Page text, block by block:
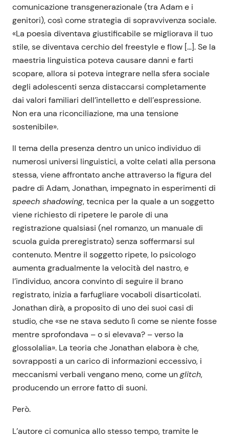
comunicazione transgenerazionale (tra Adam e i
genitori), così come strategia di sopravvivenza sociale.
«La poesia diventava giustificabile se migliorava il tuo
stile, se diventava cerchio del freestyle e flow […]. Se la
maestria linguistica poteva causare danni e farti
scopare, allora si poteva integrare nella sfera sociale
degli adolescenti senza distaccarsi completamente
dai valori familiari dell’intelletto e dell’espressione.
Non era una riconciliazione, ma una tensione
sostenibile».
Il tema della presenza dentro un unico individuo di
numerosi universi linguistici, a volte celati alla persona
stessa, viene affrontato anche attraverso la figura del
padre di Adam, Jonathan, impegnato in esperimenti di
speech shadowing, tecnica per la quale a un soggetto
viene richiesto di ripetere le parole di una
registrazione qualsiasi (nel romanzo, un manuale di
scuola guida preregistrato) senza soffermarsi sul
contenuto. Mentre il soggetto ripete, lo psicologo
aumenta gradualmente la velocità del nastro, e
l’individuo, ancora convinto di seguire il brano
registrato, inizia a farfugliare vocaboli disarticolati.
Jonathan dirà, a proposito di uno dei suoi casi di
studio, che «se ne stava seduto lì come se niente fosse
mentre sprofondava – o si elevava? – verso la
glossolalia». La teoria che Jonathan elabora è che,
sovrapposti a un carico di informazioni eccessivo, i
meccanismi verbali vengano meno, come unglitch,
producendo un errore fatto di suoni.
Però.
L’autore ci comunica allo stesso tempo, tramite le